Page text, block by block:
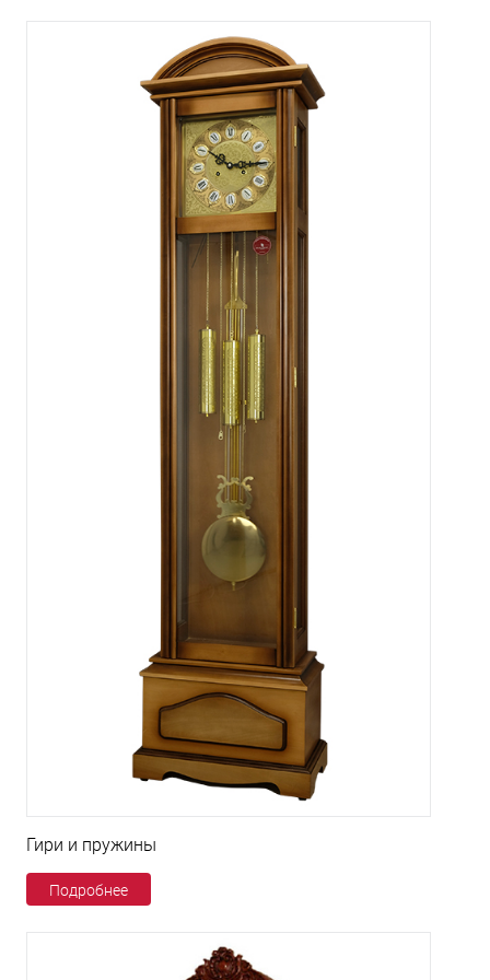
Гири и пружины
Подробнее